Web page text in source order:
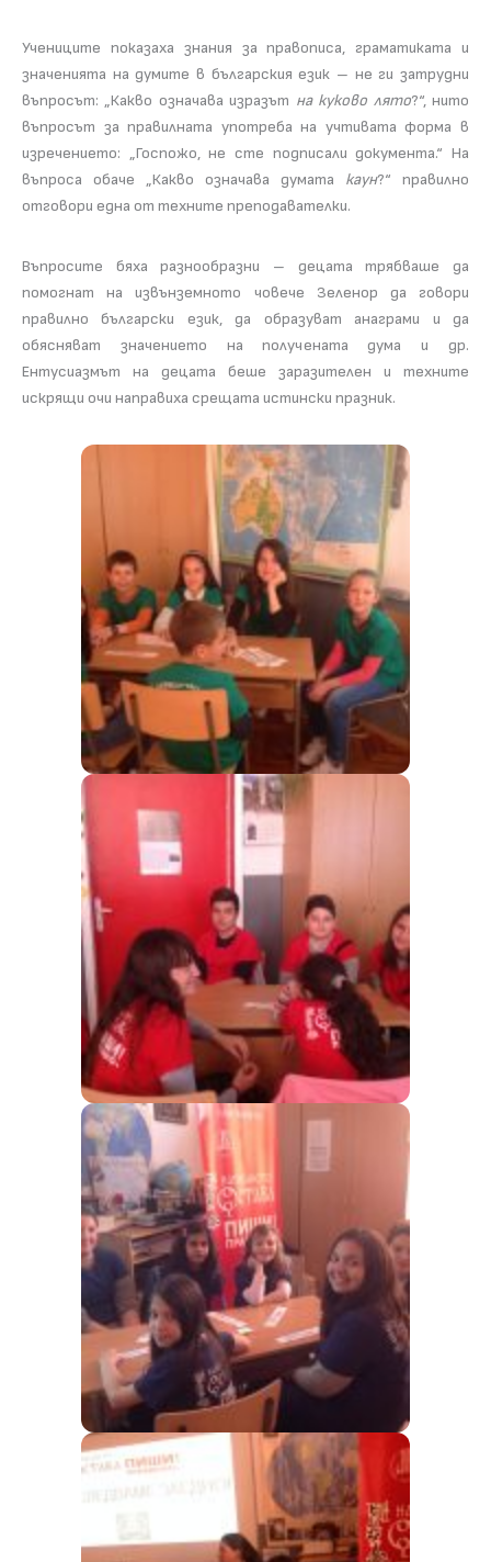
Учениците показаха знания за правописа, граматиката и
значенията на думите в българския език – не ги затрудни
въпросът: „Какво означава изразът на куково лято?“, нито
въпросът за правилната употреба на учтивата форма в
изречението: „Госпожо, не сте подписали документа.“ На
въпроса обаче „Какво означава думата каун?“ правилно
отговори една от техните преподавателки.
Въпросите бяха разнообразни – децата трябваше да
помогнат на извънземното човече Зеленор да говори
правилно български език, да образуват анаграми и да
обясняват значението на получената дума и др.
Ентусиазмът на децата беше заразителен и техните
искрящи очи направиха срещата истински празник.